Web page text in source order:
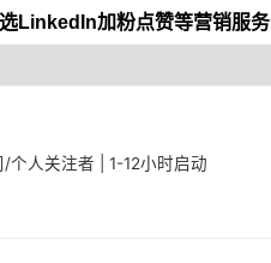
LinkedIn加粉点赞等营销服务
个人关注者 | 1-12小时启动